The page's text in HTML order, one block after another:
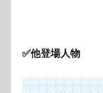
✅他登場人物